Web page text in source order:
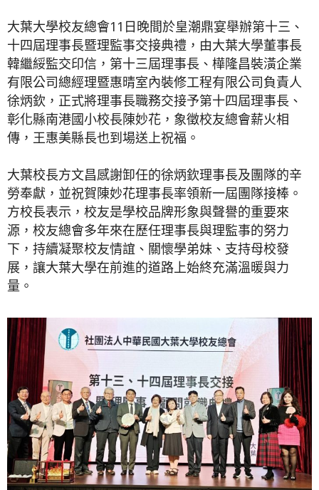
大葉大學校友總會11日晚間於皇潮鼎宴舉辦第十三、
十四屆理事長暨理監事交接典禮，由大葉大學董事長
韓繼綏監交印信，第十三屆理事長、樺隆昌裝潢企業
有限公司總經理暨惠晴室內裝修工程有限公司負責人
徐炳欽，正式將理事長職務交接予第十四屆理事長、
彰化縣南港國小校長陳妙花，象徵校友總會薪火相
傳，王惠美縣長也到場送上祝福。
大葉校長方文昌感謝卸任的徐炳欽理事長及團隊的辛
勞奉獻，並祝賀陳妙花理事長率領新一屆團隊接棒。
方校長表示，校友是學校品牌形象與聲譽的重要來
源，校友總會多年來在歷任理事長與理監事的努力
下，持續凝聚校友情誼、關懷學弟妹、支持母校發
展，讓大葉大學在前進的道路上始終充滿溫暖與力
量。